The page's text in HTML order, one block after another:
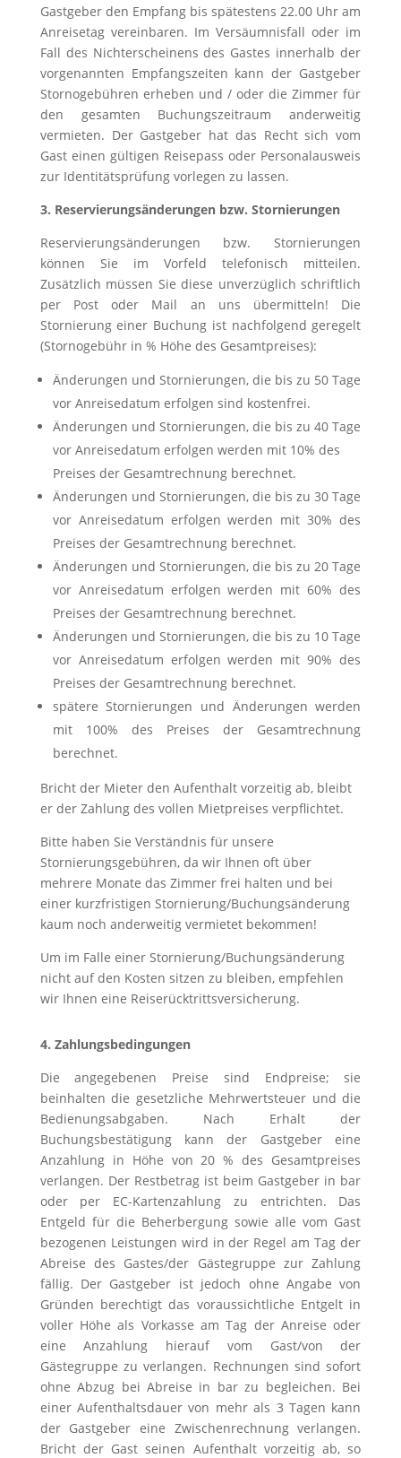
Gastgeber den Empfang bis spätestens 22.00 Uhr am
Anreisetag vereinbaren. Im Versäumnisfall oder im
Fall des Nichterscheinens des Gastes innerhalb der
vorgenannten Empfangszeiten kann der Gastgeber
Stornogebühren erheben und / oder die Zimmer für
den gesamten Buchungszeitraum anderweitig
vermieten. Der Gastgeber hat das Recht sich vom
Gast einen gültigen Reisepass oder Personalausweis
zur Identitätsprüfung vorlegen zu lassen.
3. Reservierungsänderungen bzw. Stornierungen
Reservierungsänderungen bzw. Stornierungen
können Sie im Vorfeld telefonisch mitteilen.
Zusätzlich müssen Sie diese unverzüglich schriftlich
per Post oder Mail an uns übermitteln! Die
Stornierung einer Buchung ist nachfolgend geregelt
(Stornogebühr in % Höhe des Gesamtpreises):
Änderungen und Stornierungen, die bis zu 50 Tage
vor Anreisedatum erfolgen sind kostenfrei.
Änderungen und Stornierungen, die bis zu 40 Tage
vor Anreisedatum erfolgen werden mit 10% des
Preises der Gesamtrechnung berechnet.
Änderungen und Stornierungen, die bis zu 30 Tage
vor Anreisedatum erfolgen werden mit 30% des
Preises der Gesamtrechnung berechnet.
Änderungen und Stornierungen, die bis zu 20 Tage
vor Anreisedatum erfolgen werden mit 60% des
Preises der Gesamtrechnung berechnet.
Änderungen und Stornierungen, die bis zu 10 Tage
vor Anreisedatum erfolgen werden mit 90% des
Preises der Gesamtrechnung berechnet.
spätere Stornierungen und Änderungen werden
mit 100% des Preises der Gesamtrechnung
berechnet.
Bricht der Mieter den Aufenthalt vorzeitig ab, bleibt
er der Zahlung des vollen Mietpreises verpflichtet.
Bitte haben Sie Verständnis für unsere
Stornierungsgebühren, da wir Ihnen oft über
mehrere Monate das Zimmer frei halten und bei
einer kurzfristigen Stornierung/Buchungsänderung
kaum noch anderweitig vermietet bekommen!
Um im Falle einer Stornierung/Buchungsänderung
nicht auf den Kosten sitzen zu bleiben, empfehlen
wir Ihnen eine Reiserücktrittsversicherung.
4. Zahlungsbedingungen
Die angegebenen Preise sind Endpreise; sie
beinhalten die gesetzliche Mehrwertsteuer und die
Bedienungsabgaben. Nach Erhalt der
Buchungsbestätigung kann der Gastgeber eine
Anzahlung in Höhe von 20 % des Gesamtpreises
verlangen. Der Restbetrag ist beim Gastgeber in bar
oder per EC-Kartenzahlung zu entrichten. Das
Entgeld für die Beherbergung sowie alle vom Gast
bezogenen Leistungen wird in der Regel am Tag der
Abreise des Gastes/der Gästegruppe zur Zahlung
fällig. Der Gastgeber ist jedoch ohne Angabe von
Gründen berechtigt das voraussichtliche Entgelt in
voller Höhe als Vorkasse am Tag der Anreise oder
eine Anzahlung hierauf vom Gast/von der
Gästegruppe zu verlangen. Rechnungen sind sofort
ohne Abzug bei Abreise in bar zu begleichen. Bei
einer Aufenthaltsdauer von mehr als 3 Tagen kann
der Gastgeber eine Zwischenrechnung verlangen.
Bricht der Gast seinen Aufenthalt vorzeitig ab, so